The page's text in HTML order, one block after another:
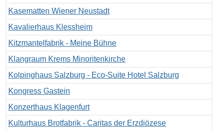
Kasematten Wiener Neustadt
Kavalierhaus Klessheim
Kitzmantelfabrik - Meine Bühne
Klangraum Krems Minoritenkirche
Kolpinghaus Salzburg - Eco-Suite Hotel Salzburg
Kongress Gastein
Konzerthaus Klagenfurt
Kulturhaus Brotfabrik - Caritas der Erzdiözese